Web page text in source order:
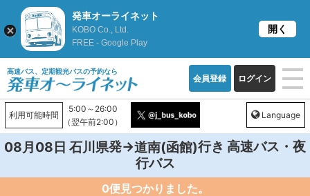
高速バス、定期観光バスの予約なら
会員登録 ログイン
利用可能時間
5:00～26:00
（翌午前2:00）
Language
08月08日 石川県発→道南(函館)行き 高速バス・夜
行バス
0便見つかりました。
発車オーライネット
KOBO Co., Ltd.
FREE - Google Play
開く